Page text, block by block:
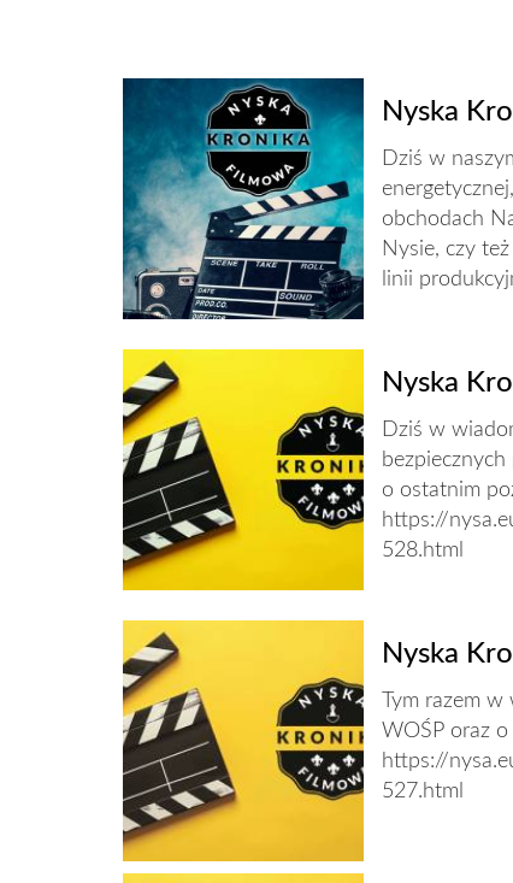
Nyska
Dziś w
obchodach
Nysie, czy
linii
Nyska
Dziś w
o ostatnim
https://
528.html
Nyska
Tym razem
WOŚP oraz
https://
527.html